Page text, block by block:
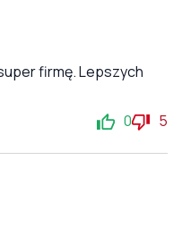
firmę. Lepszych
0 5